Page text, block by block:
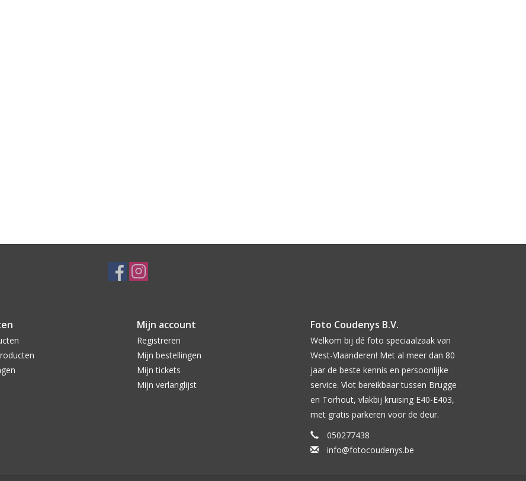
Mijn account
Registreren
Mijn bestellingen
Mijn tickets
Mijn verlanglijst
Foto Coudenys B.V.
Welkom bij dé foto speciaalzaak van
West-Vlaanderen! Met al meer dan 80
jaar de beste kennis en persoonlijke
service. Vlot bereikbaar tussen Brugge
en Torhout, vlakbij kruising E40-E403,
met gratis parkeren voor de deur.
050277438
info@fotocoudenys.be